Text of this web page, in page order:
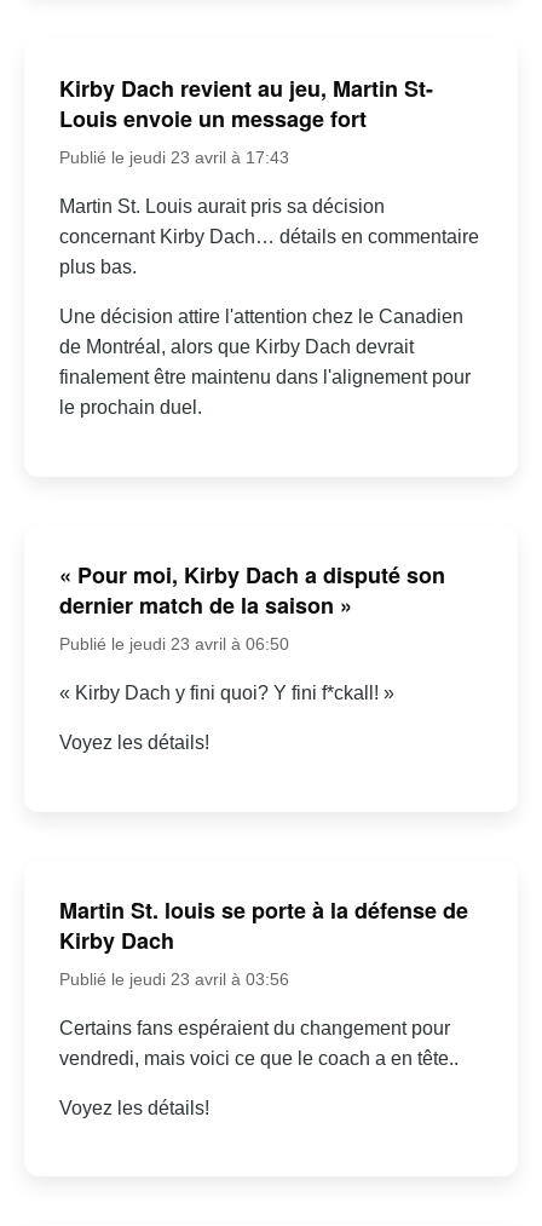
Kirby Dach revient au jeu, Martin St-
Louis envoie un message fort
Publié le jeudi 23 avril à 17:43
Martin St. Louis aurait pris sa décision
concernant Kirby Dach… détails en commentaire
plus bas.
Une décision attire l'attention chez le Canadien
de Montréal, alors que Kirby Dach devrait
finalement être maintenu dans l'alignement pour
le prochain duel.
« Pour moi, Kirby Dach a disputé son
dernier match de la saison »
Publié le jeudi 23 avril à 06:50
« Kirby Dach y fini quoi? Y fini f*ckall! »
Voyez les détails!
Martin St. louis se porte à la défense de
Kirby Dach
Publié le jeudi 23 avril à 03:56
Certains fans espéraient du changement pour
vendredi, mais voici ce que le coach a en tête..
Voyez les détails!